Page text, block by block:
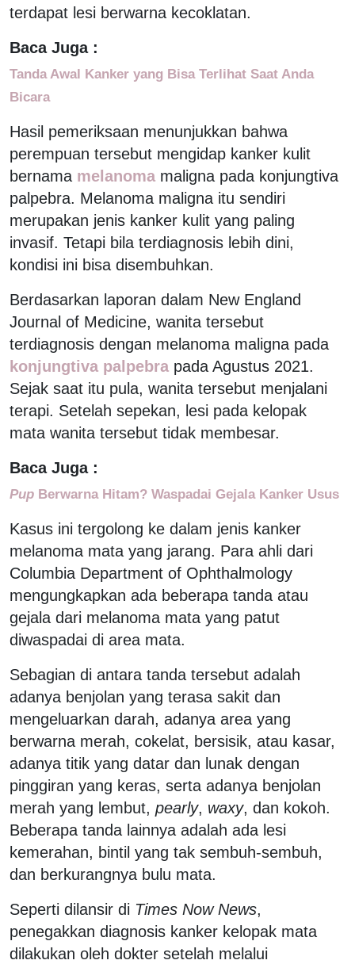
terdapat lesi berwarna kecoklatan.
Baca Juga :
Tanda Awal Kanker yang Bisa Terlihat Saat Anda
Bicara
Hasil pemeriksaan menunjukkan bahwa
perempuan tersebut mengidap kanker kulit
bernama melanoma maligna pada konjungtiva
palpebra. Melanoma maligna itu sendiri
merupakan jenis kanker kulit yang paling
invasif. Tetapi bila terdiagnosis lebih dini,
kondisi ini bisa disembuhkan.
Berdasarkan laporan dalam New England
Journal of Medicine, wanita tersebut
terdiagnosis dengan melanoma maligna pada
konjungtiva palpebra pada Agustus 2021.
Sejak saat itu pula, wanita tersebut menjalani
terapi. Setelah sepekan, lesi pada kelopak
mata wanita tersebut tidak membesar.
Baca Juga :
Pup Berwarna Hitam? Waspadai Gejala Kanker Usus
Kasus ini tergolong ke dalam jenis kanker
melanoma mata yang jarang. Para ahli dari
Columbia Department of Ophthalmology
mengungkapkan ada beberapa tanda atau
gejala dari melanoma mata yang patut
diwaspadai di area mata.
Sebagian di antara tanda tersebut adalah
adanya benjolan yang terasa sakit dan
mengeluarkan darah, adanya area yang
berwarna merah, cokelat, bersisik, atau kasar,
adanya titik yang datar dan lunak dengan
pinggiran yang keras, serta adanya benjolan
merah yang lembut, pearly, waxy, dan kokoh.
Beberapa tanda lainnya adalah ada lesi
kemerahan, bintil yang tak sembuh-sembuh,
dan berkurangnya bulu mata.
Seperti dilansir di Times Now News,
penegakkan diagnosis kanker kelopak mata
dilakukan oleh dokter setelah melalui